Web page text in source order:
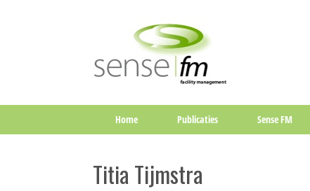
Home Publicaties Sense FM
Titia Tijmstra